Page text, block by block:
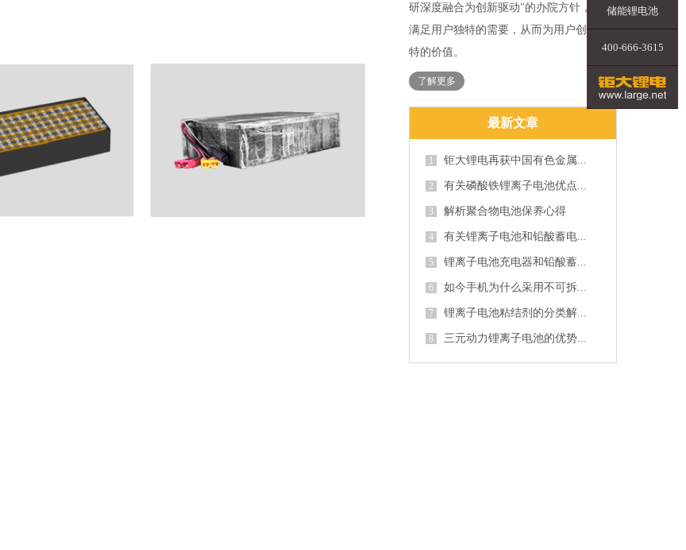
研深度融合为创新驱动"的办院方针，力求
满足用户独特的需要，从而为用户创造独
特的价值。
了解更多
最新文章
1 钜大锂电再获中国有色金属...
2 有关磷酸铁锂离子电池优点...
3 解析聚合物电池保养心得
4 有关锂离子电池和铅酸蓄电...
5 锂离子电池充电器和铅酸蓄...
6 如今手机为什么采用不可拆...
7 锂离子电池粘结剂的分类解...
8 三元动力锂离子电池的优势...
储能锂电池
400-666-3615